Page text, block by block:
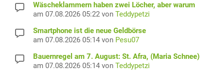
Wäscheklammern haben zwei Löcher, aber warum
am 07.08.2026 05:22 von Teddypetzi
Smartphone ist die neue Geldbörse
am 07.08.2026 05:14 von Pesu07
Bauernregel am 7. August: St. Afra, (Maria Schnee)
am 07.08.2026 05:14 von Teddypetzi